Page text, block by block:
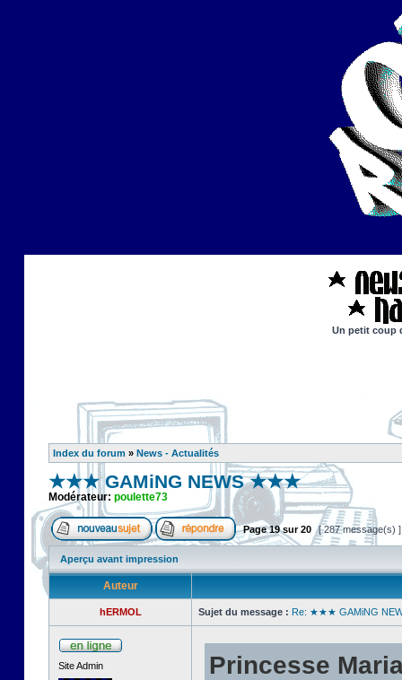
Un petit coup
Index du forum » News - Actualités
★★★ GAMiNG NEWS ★★★
Modérateur: poulette73
Page19sur20 [ 287 message(s)
Aperçu avant impression
Auteur
hERMOL Sujet du message : Re: ★★★ GAMiNG
Site Admin Princesse